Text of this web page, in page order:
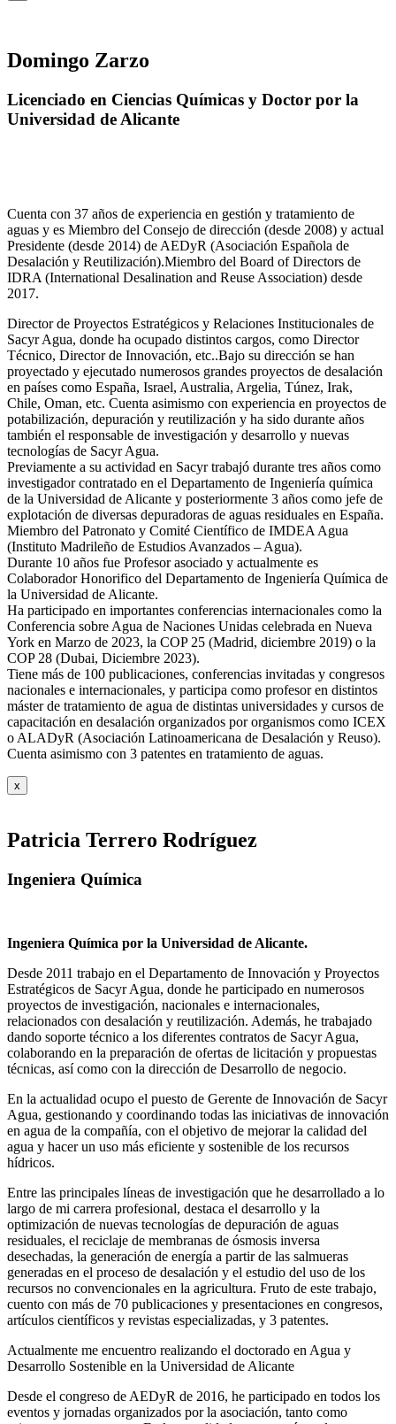
Domingo Zarzo
Licenciado en Ciencias Químicas y Doctor por la
Universidad de Alicante
Cuenta con 37 años de experiencia en gestión y tratamiento de
aguas y es Miembro del Consejo de dirección (desde 2008) y actual
Presidente (desde 2014) de AEDyR (Asociación Española de
Desalación y Reutilización).Miembro del Board of Directors de
IDRA (International Desalination and Reuse Association) desde
2017.
Director de Proyectos Estratégicos y Relaciones Institucionales de
Sacyr Agua, donde ha ocupado distintos cargos, como Director
Técnico, Director de Innovación, etc..Bajo su dirección se han
proyectado y ejecutado numerosos grandes proyectos de desalación
en países como España, Israel, Australia, Argelia, Túnez, Irak,
Chile, Oman, etc. Cuenta asimismo con experiencia en proyectos de
potabilización, depuración y reutilización y ha sido durante años
también el responsable de investigación y desarrollo y nuevas
tecnologías de Sacyr Agua.
Previamente a su actividad en Sacyr trabajó durante tres años como
investigador contratado en el Departamento de Ingeniería química
de la Universidad de Alicante y posteriormente 3 años como jefe de
explotación de diversas depuradoras de aguas residuales en España.
Miembro del Patronato y Comité Científico de IMDEA Agua
(Instituto Madrileño de Estudios Avanzados – Agua).
Durante 10 años fue Profesor asociado y actualmente es
Colaborador Honorifico del Departamento de Ingeniería Química de
la Universidad de Alicante.
Ha participado en importantes conferencias internacionales como la
Conferencia sobre Agua de Naciones Unidas celebrada en Nueva
York en Marzo de 2023, la COP 25 (Madrid, diciembre 2019) o la
COP 28 (Dubai, Diciembre 2023).
Tiene más de 100 publicaciones, conferencias invitadas y congresos
nacionales e internacionales, y participa como profesor en distintos
máster de tratamiento de agua de distintas universidades y cursos de
capacitación en desalación organizados por organismos como ICEX
o ALADyR (Asociación Latinoamericana de Desalación y Reuso).
Cuenta asimismo con 3 patentes en tratamiento de aguas.
x
Patricia Terrero Rodríguez
Ingeniera Química
Ingeniera Química por la Universidad de Alicante.
Desde 2011 trabajo en el Departamento de Innovación y Proyectos
Estratégicos de Sacyr Agua, donde he participado en numerosos
proyectos de investigación, nacionales e internacionales,
relacionados con desalación y reutilización. Además, he trabajado
dando soporte técnico a los diferentes contratos de Sacyr Agua,
colaborando en la preparación de ofertas de licitación y propuestas
técnicas, así como con la dirección de Desarrollo de negocio.
En la actualidad ocupo el puesto de Gerente de Innovación de Sacyr
Agua, gestionando y coordinando todas las iniciativas de innovación
en agua de la compañía, con el objetivo de mejorar la calidad del
agua y hacer un uso más eficiente y sostenible de los recursos
hídricos.
Entre las principales líneas de investigación que he desarrollado a lo
largo de mi carrera profesional, destaca el desarrollo y la
optimización de nuevas tecnologías de depuración de aguas
residuales, el reciclaje de membranas de ósmosis inversa
desechadas, la generación de energía a partir de las salmueras
generadas en el proceso de desalación y el estudio del uso de los
recursos no convencionales en la agricultura. Fruto de este trabajo,
cuento con más de 70 publicaciones y presentaciones en congresos,
artículos científicos y revistas especializadas, y 3 patentes.
Actualmente me encuentro realizando el doctorado en Agua y
Desarrollo Sostenible en la Universidad de Alicante
Desde el congreso de AEDyR de 2016, he participado en todos los
eventos y jornadas organizados por la asociación, tanto como